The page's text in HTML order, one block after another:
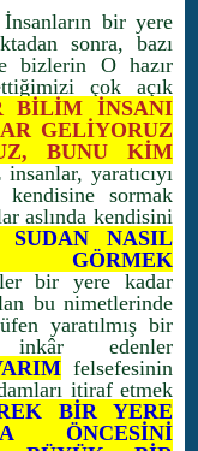
bir yere
sonra, bazı
bizlerin O hazır
çok açık
BİLİM İNSANI
GELİYORUZ
BUNU KİM
yaratıcıyı
sormak
aslında kendisini
NASIL
bir yere kadar
bu nimetlerinde
yaratılmış bir
inkâr edenler
felsefesinin
itiraf etmek
BİR YERE
ÖNCESİNİ